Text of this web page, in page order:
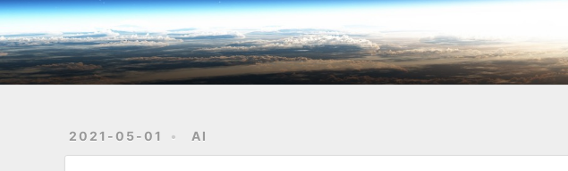
2021-05-01 AI